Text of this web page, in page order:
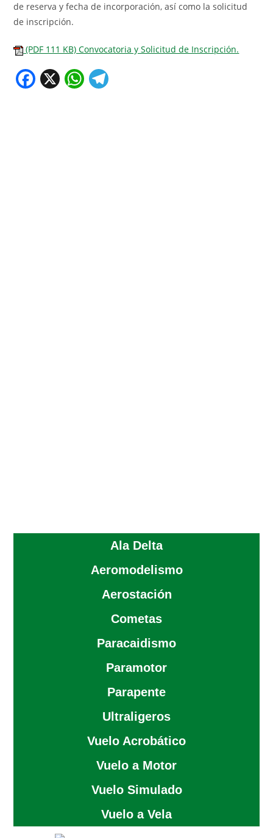
de reserva y fecha de incorporación, así como la solicitud
de inscripción.
(PDF 111 KB) Convocatoria y Solicitud de Inscripción.
F X W
Ala Delta
Aeromodelismo
Aerostación
Cometas
Paracaidismo
Paramotor
Parapente
Ultraligeros
Vuelo Acrobático
Vuelo a Motor
Vuelo Simulado
Vuelo a Vela